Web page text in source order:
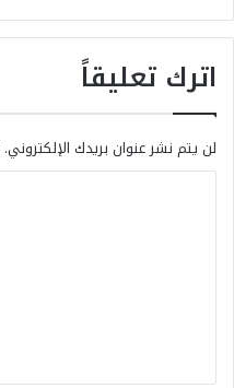
اترك تعليقاً
لن يتم نشر عنوان بريدك الإلكتروني.